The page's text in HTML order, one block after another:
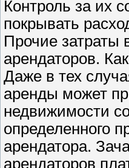
Контроль за их
покрывать
Прочие затраты
арендаторов.
Даже в тех
аренды может
недвижимости
определенного
арендатора.
арендаторов